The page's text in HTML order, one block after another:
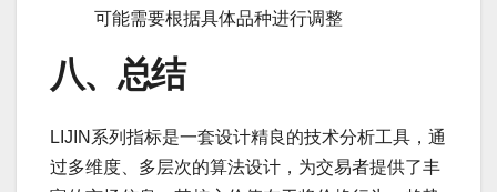
可能需要根据具体品种进行调整
八、总结
LIJIN系列指标是一套设计精良的技术分析工具，通
过多维度、多层次的算法设计，为交易者提供了丰